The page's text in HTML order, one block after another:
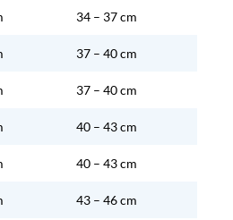
34 – 37 cm
37 – 40 cm
37 – 40 cm
40 – 43 cm
40 – 43 cm
43 – 46 cm